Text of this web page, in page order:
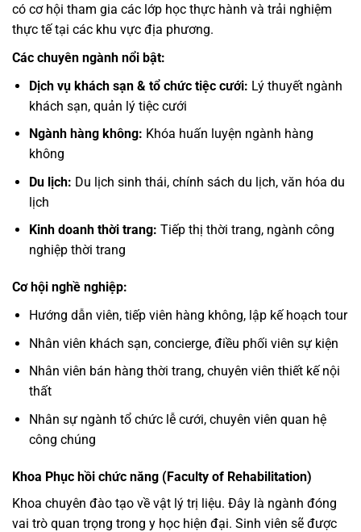
có cơ hội tham gia các lớp học thực hành và trải nghiệm
thực tế tại các khu vực địa phương.
Các chuyên ngành nổi bật:
Dịch vụ khách sạn & tổ chức tiệc cưới: Lý thuyết ngành
khách sạn, quản lý tiệc cưới
Ngành hàng không: Khóa huấn luyện ngành hàng
không
Du lịch: Du lịch sinh thái, chính sách du lịch, văn hóa du
lịch
Kinh doanh thời trang: Tiếp thị thời trang, ngành công
nghiệp thời trang
Cơ hội nghề nghiệp:
Hướng dẫn viên, tiếp viên hàng không, lập kế hoạch tour
Nhân viên khách sạn, concierge, điều phối viên sự kiện
Nhân viên bán hàng thời trang, chuyên viên thiết kế nội
thất
Nhân sự ngành tổ chức lễ cưới, chuyên viên quan hệ
công chúng
Khoa Phục hồi chức năng (Faculty of Rehabilitation)
Khoa chuyên đào tạo về vật lý trị liệu. Đây là ngành đóng
vai trò quan trọng trong y học hiện đại. Sinh viên sẽ được